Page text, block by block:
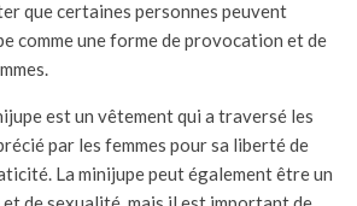
que certaines personnes peuvent
comme une forme de provocation et de
est un vêtement qui a traversé les
par les femmes pour sa liberté de
La minijupe peut également être un